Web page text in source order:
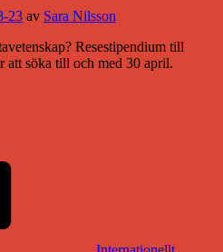
23 av Sara Nilsson
Resestipendium till
att söka till och med 30 april.